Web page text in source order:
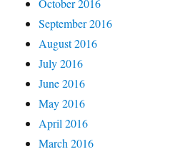
October 2016
September 2016
August 2016
July 2016
June 2016
May 2016
April 2016
March 2016